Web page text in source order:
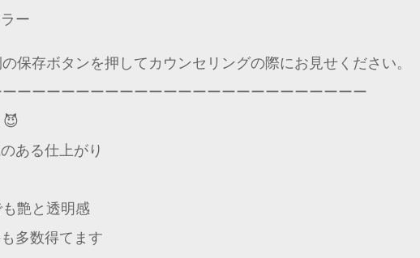
ー
保存ボタンを押してカウンセリングの際にお見せください。
ーーーーーーーーーーーーーーーーーーーーーーーー
ある仕上がり
艶と透明感
多数得てます